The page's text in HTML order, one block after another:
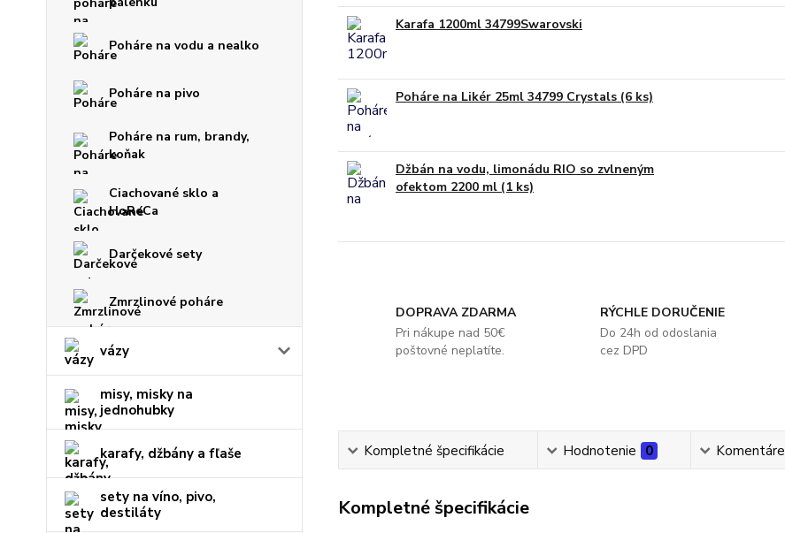
Poháre na vodu a nealko
Poháre na pivo
Poháre na rum, brandy,
koňak
Ciachované sklo a
HoReCa
Darčekové sety
Zmrzlinové poháre
vázy
misy, misky na
jednohubky
karafy, džbány a fľaše
sety na víno, pivo,
destiláty
Karafa 1200ml 34799Swarovski
Poháre na Likér 25ml 34799 Crystals (6 ks)
Džbán na vodu, limonádu RIO so zvlneným
ofektom 2200 ml (1 ks)
DOPRAVA ZDARMA
Pri nákupe nad 50€
poštovné neplatíte.
RÝCHLE DORUČENIE
Do 24h od odoslania
cez DPD
Kompletné špecifikácie Hodnotenie 0 Komentáre
Kompletné špecifikácie